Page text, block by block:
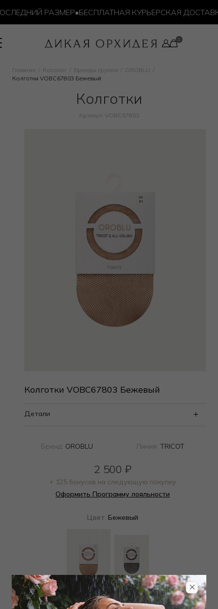
РАЗМЕР•БЕСПЛАТНАЯ КУРЬЕРСКАЯ ДОСТАВКА
Главная Каталог Бренды группа
OROBLU
Колготки VOBC67803 Бежевый
Колготки
Артикул: VOBC67803
Колготки VOBC67803 Бежевый
Детали
Бренд: OROBLU Линия: TRICOT
2 500 ₽
+ 125 бонусов на следующую покупку
Оформить Программу лояльности
Цвет: Бежевый